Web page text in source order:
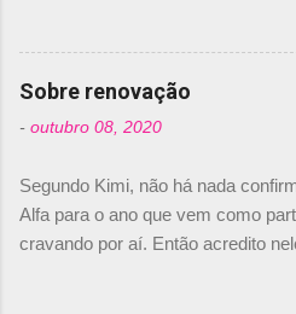
de abril –,
comprado 15%
com isso, um
foi esclarecida de
Daniele Audetto,
não será o
2010. "Na
de Piquet", admitiu
Sobre renovação
- outubro 08, 2020
Segundo Kimi, não há nada
Alfa para o ano que vem como
cravando por aí. Então acredito
truth but I’ve never had an option